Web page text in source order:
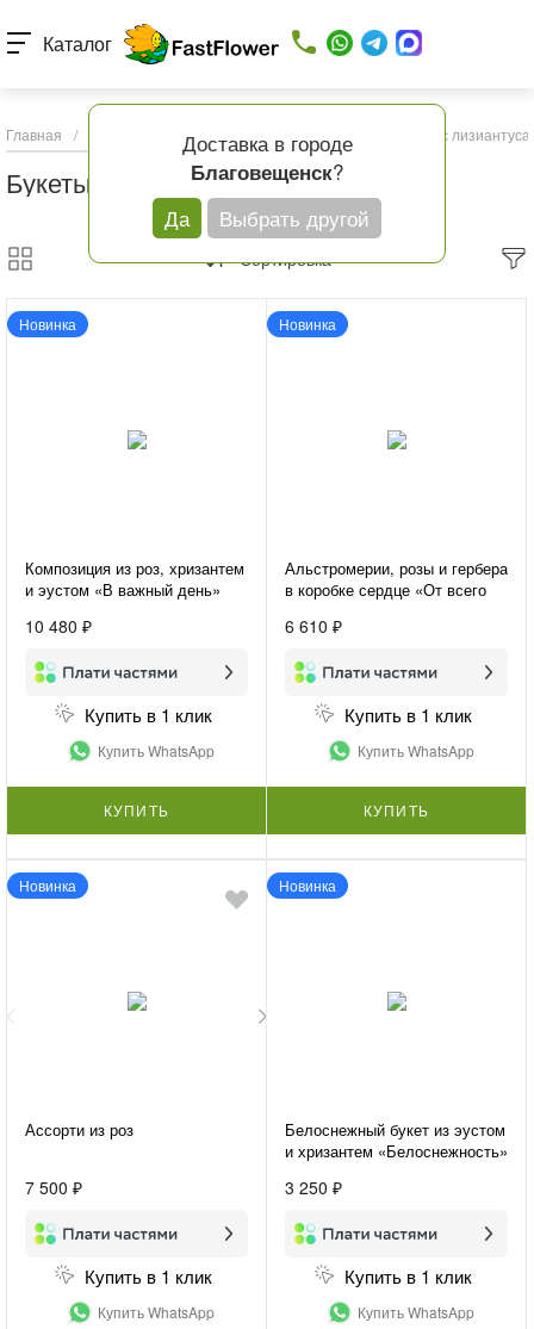
Доставка в городе
Благовещенск?
Да
Выбрать другой
Каталог
Главная / Каталог товаров Букеты с
Букеты с лизиантусами с доставкой
Сортировка
Новинка
Композиция из роз, хризантем
и эустом «В важный день»
10 480 ₽
Купить в 1 клик
Купить WhatsApp
КУПИТЬ
Новинка
Альстромерии, розы и гербера
в коробке сердце «От всего
6 610 ₽
Купить в 1 клик
Купить WhatsApp
КУПИТЬ
Новинка
Ассорти из роз
7 500 ₽
Купить в 1 клик
Купить WhatsApp
Новинка
Белоснежный букет из эустом
и хризантем «Белоснежность»
3 250 ₽
Купить в 1 клик
Купить WhatsApp